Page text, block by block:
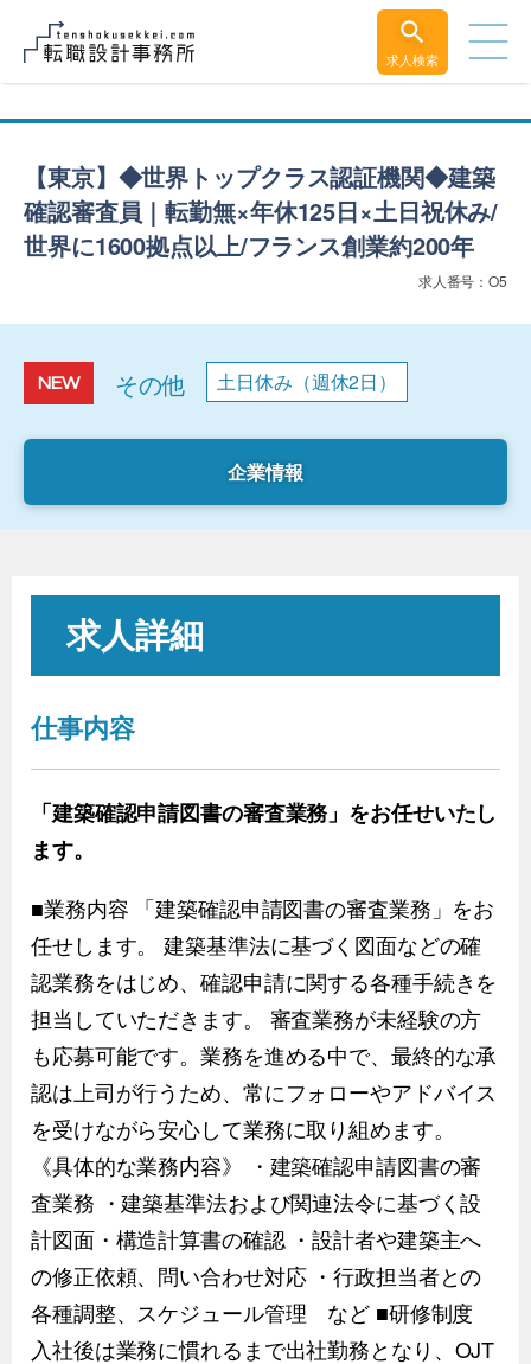
求人検索
【東京】◆世界トップクラス認証機関◆建築
確認審査員｜転勤無×年休125日×土日祝休み/
世界に1600拠点以上/フランス創業約200年
求人番号：O5
NEW その他 土日休み（週休2日）
企業情報
求人詳細
仕事内容
「建築確認申請図書の審査業務」をお任せいたし
ます。
■業務内容 「建築確認申請図書の審査業務」をお
任せします。 建築基準法に基づく図面などの確
認業務をはじめ、確認申請に関する各種手続きを
担当していただきます。 審査業務が未経験の方
も応募可能です。業務を進める中で、最終的な承
認は上司が行うため、常にフォローやアドバイス
を受けながら安心して業務に取り組めます。
《具体的な業務内容》 ・建築確認申請図書の審
査業務 ・建築基準法および関連法令に基づく設
計図面・構造計算書の確認 ・設計者や建築主へ
の修正依頼、問い合わせ対応 ・行政担当者との
各種調整、スケジュール管理 など ■研修制度
入社後は業務に慣れるまで出社勤務となり、OJT